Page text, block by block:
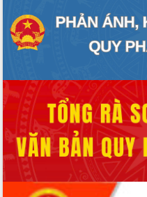
Hồ Thị Nguyên Thảo làm việc tại Trung
tâm Phục vụ hành chính công xã Ea
Phê
Xây dựng nền hành chính số đồng
Giai đoạn 2026-2030, Đắk Lắk phấn
đấu có 77% xã đạt chuẩn nông thôn
mới
Chuyển đổi số 'mở đường' cho nông
nghiệp Đắk Lắk tăng trưởng bứt phá
Triển khai đồng bộ đo đạc, lập hồ sơ
địa chính, hoàn thiện cơ sở dữ liệu đất